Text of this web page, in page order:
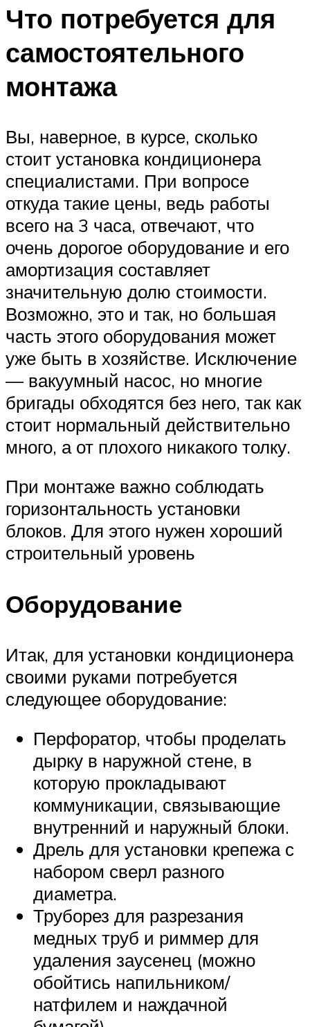
Что потребуется для
самостоятельного
монтажа
Вы, наверное, в курсе, сколько
стоит установка кондиционера
специалистами. При вопросе
откуда такие цены, ведь работы
всего на 3 часа, отвечают, что
очень дорогое оборудование и его
амортизация составляет
значительную долю стоимости.
Возможно, это и так, но большая
часть этого оборудования может
уже быть в хозяйстве. Исключение
— вакуумный насос, но многие
бригады обходятся без него, так как
стоит нормальный действительно
много, а от плохого никакого толку.
При монтаже важно соблюдать
горизонтальность установки
блоков. Для этого нужен хороший
строительный уровень
Оборудование
Итак, для установки кондиционера
своими руками потребуется
следующее оборудование:
Перфоратор, чтобы проделать
дырку в наружной стене, в
которую прокладывают
коммуникации, связывающие
внутренний и наружный блоки.
Дрель для установки крепежа с
набором сверл разного
диаметра.
Труборез для разрезания
медных труб и риммер для
удаления заусенец (можно
обойтись напильником/
натфилем и наждачной